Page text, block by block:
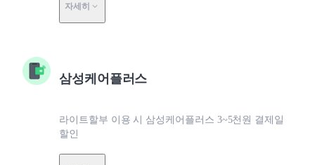
자세히
삼성케어플러스
라이트할부 이용 시 삼성케어플러스 3~5천원 결제일
할인